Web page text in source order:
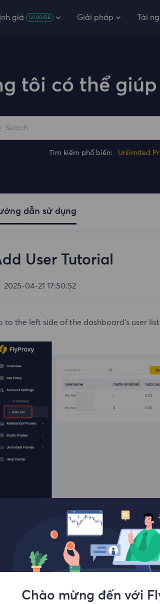
giá $0.80/GB Giải pháp Tài
tôi có thể
Tìm kiếm phổ biến: Unlimited
dẫn sử dụng
User Tutorial
2025-04-21 17:50:52
to the left side of the dashboard's user
Chào mừng đến với